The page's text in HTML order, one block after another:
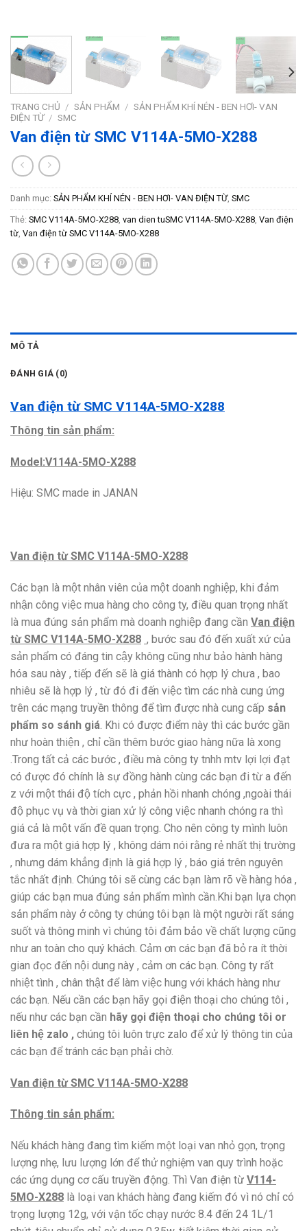
TRANG CHỦ / SẢN PHẨM / SẢN PHẨM KHÍ NÉN - BEN HƠI- VAN
ĐIỆN TỪ / SMC
Van điện từ SMC V114A-5MO-X288
Danh mục: SẢN PHẨM KHÍ NÉN - BEN HƠI- VAN ĐIỆN TỪ, SMC
Thẻ: SMC V114A-5MO-X288, van dien tuSMC V114A-5MO-X288, Van điện
từ, Van điện từ SMC V114A-5MO-X288
MÔ TẢ
ĐÁNH GIÁ (0)
Van điện từ SMC V114A-5MO-X288
Thông tin sản phẩm:
Model:V114A-5MO-X288
Hiệu: SMC made in JANAN
Van điện từ SMC V114A-5MO-X288
Các bạn là một nhân viên của một doanh nghiệp, khi đảm
nhận công việc mua hàng cho công ty, điều quan trọng nhất
là mua đúng sản phẩm mà doanh nghiệp đang cần Van điện
từ SMC V114A-5MO-X288 , bước sau đó đến xuất xứ của
sản phẩm có đáng tin cậy không cũng như bảo hành hàng
hóa sau này , tiếp đến sẽ là giá thành có hợp lý chưa , bao
nhiêu sẽ là hợp lý , từ đó đi đến việc tìm các nhà cung ứng
trên các mạng truyền thông để tìm được nhà cung cấp sản
phẩm so sánh giá. Khi có được điểm này thì các bước gần
như hoàn thiện , chỉ cần thêm bước giao hàng nữa là xong
.Trong tất cả các bước , điều mà công ty tnhh mtv lợi lợi đạt
có được đó chính là sự đồng hành cùng các bạn đi từ a đến
z với một thái độ tích cực , phản hồi nhanh chóng ,ngoài thái
độ phục vụ và thời gian xử lý công việc nhanh chóng ra thì
giá cả là một vấn đề quan trọng. Cho nên công ty mình luôn
đưa ra một giá hợp lý , không dám nói rằng rẻ nhất thị trường
, nhưng dám khẳng định là giá hợp lý , báo giá trên nguyên
tắc nhất định. Chúng tôi sẽ cùng các bạn làm rõ về hàng hóa ,
giúp các bạn mua đúng sản phẩm mình cần.Khi bạn lựa chọn
sản phẩm này ở công ty chúng tôi bạn là một người rất sáng
suốt và thông minh vì chúng tôi đảm bảo về chất lượng cũng
như an toàn cho quý khách. Cảm ơn các bạn đã bỏ ra ít thời
gian đọc đến nội dung này , cảm ơn các bạn. Công ty rất
nhiệt tình , chân thật để làm việc hung với khách hàng như
các bạn. Nếu cần các bạn hãy gọi điện thoại cho chúng tôi ,
nếu như các bạn cần hãy gọi điện thoại cho chúng tôi or
liên hệ zalo , chúng tôi luôn trực zalo để xử lý thông tin của
các bạn để tránh các bạn phải chờ.
Van điện từ SMC V114A-5MO-X288
Thông tin sản phẩm:
Nếu khách hàng đang tìm kiếm một loại van nhỏ gọn, trọng
lượng nhẹ, lưu lượng lớn để thử nghiệm van quy trình hoặc
các ứng dụng cơ cấu truyền động. Thì Van điện từ V114-
5MO-X288 là loại van khách hàng đang kiếm đó vì nó chỉ có
trọng lượng 12g, với vận tốc chạy nước 8.4 đến 24 1L/1